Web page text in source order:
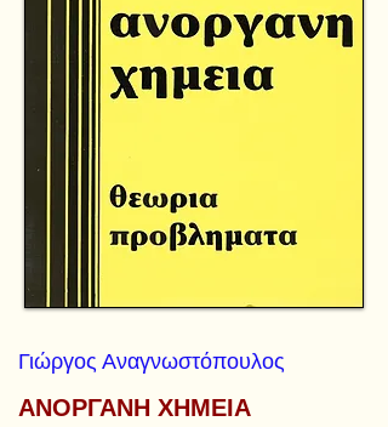
Γιώργος Αναγνωστόπουλος
ΑΝΟΡΓΑΝΗ ΧΗΜΕΙΑ